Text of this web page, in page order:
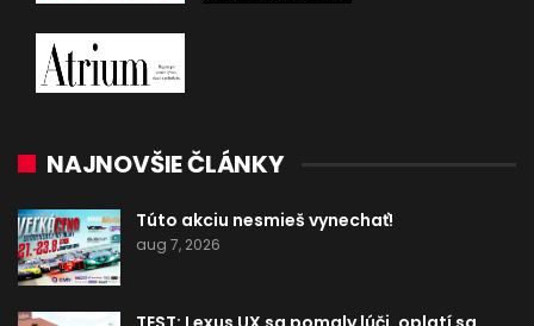
NAJNOVŠIE ČLÁNKY
Túto akciu nesmieš vynechať!
aug 7, 2026